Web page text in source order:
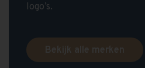
logo’s.
Bekijk alle merken